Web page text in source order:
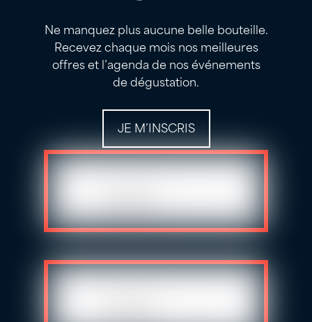
Ne manquez plus aucune belle bouteille.
Recevez chaque mois nos meilleures
offres et l’agenda de nos événements
de dégustation.
JE M’INSCRIS